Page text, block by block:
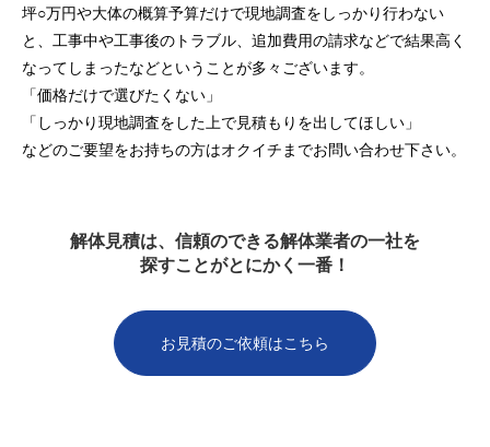
坪○万円や大体の概算予算だけで現地調査をしっかり行わない
と、工事中や工事後のトラブル、追加費用の請求などで結果高く
なってしまったなどということが多々ございます。
「価格だけで選びたくない」
「しっかり現地調査をした上で見積もりを出してほしい」
などのご要望をお持ちの方はオクイチまでお問い合わせ下さい。
解体見積は、信頼のできる解体業者の一社を
探すことがとにかく一番！
お見積のご依頼はこちら